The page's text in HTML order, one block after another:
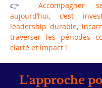
👉 Accompagner
aujourd’hui, c’est
leadership durable,
traverser les périodes
clarté et impact !
L'approche